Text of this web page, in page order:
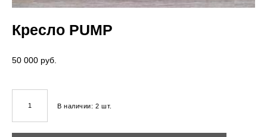
Кресло PUMP
50 000 pуб.
В наличии:2 шт.